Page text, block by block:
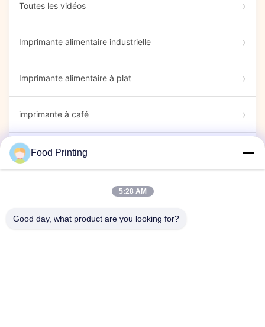
Toutes les vidéos
Imprimante alimentaire industrielle
Imprimante alimentaire à plat
imprimante à café
Marqueurs alimentaires
imprimante de capsule
Food Printing
5:28 AM
Good day, what product are you looking for?